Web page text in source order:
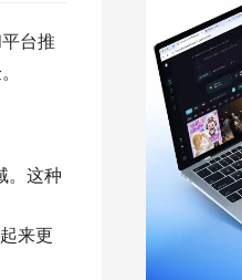
台推
。这种
来更